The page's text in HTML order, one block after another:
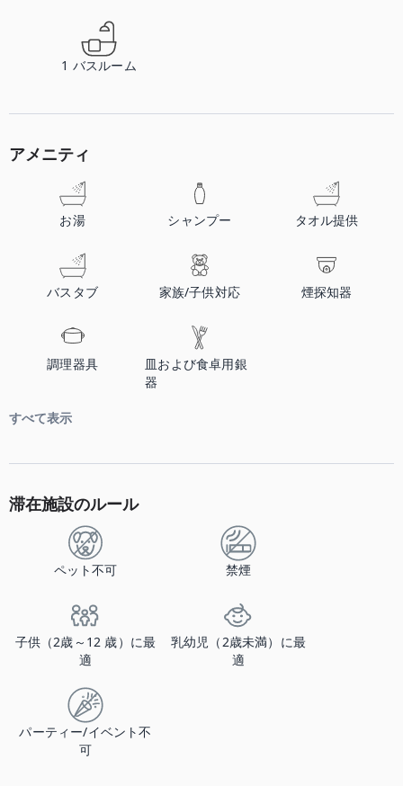
1 バスルーム
アメニティ
お湯 シャンプー タオル提供
バスタブ 家族/子供対応 煙探知器
調理器具
皿および食卓用銀
器
すべて表示
滞在施設のルール
ペット不可 禁煙
子供（2歳～12 歳）に最
適
乳幼児（2歳未満）に最
適
パーティー/イベント不
可